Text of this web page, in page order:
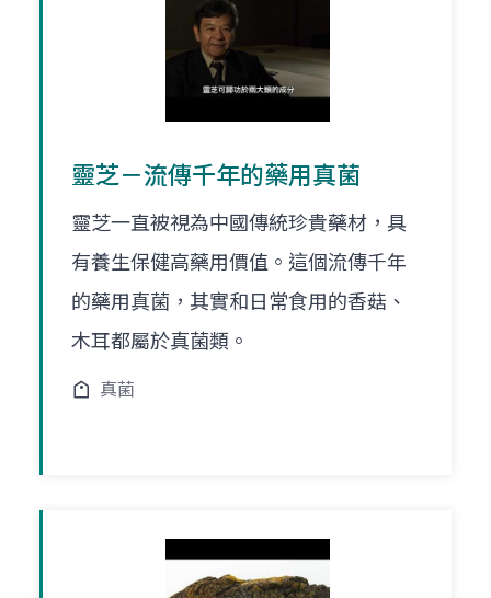
靈芝－流傳千年的藥用真菌
靈芝一直被視為中國傳統珍貴藥材，具
有養生保健高藥用價值。這個流傳千年
的藥用真菌，其實和日常食用的香菇、
木耳都屬於真菌類。
真菌